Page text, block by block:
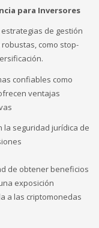
para Inversores
de gestión
como stop-
confiables como
ventajas
la seguridad jurídica de
de obtener beneficios
exposición
a las criptomonedas